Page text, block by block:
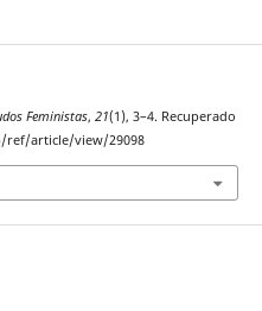
Feministas, 21(1), 3–4. Recuperado
ref/article/view/29098